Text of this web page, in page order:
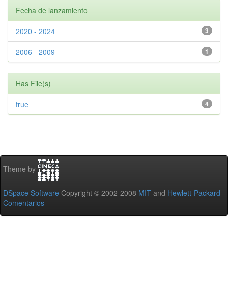
Fecha de lanzamiento
3
2020 - 2024
1
2006 - 2009
Has File(s)
4
true
Theme by
DSpace Software Copyright © 2002-2008 MIT and Hewlett-Packard -
Comentarios